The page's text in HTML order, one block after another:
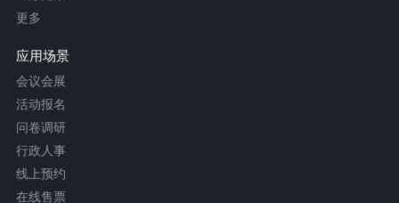
更多
应用场景
会议会展
活动报名
问卷调研
行政人事
线上预约
在线售票